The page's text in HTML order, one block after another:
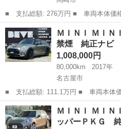
■ 支払総額: 276万円 ■ 車両本体価格： 2,580,000 円 ■ メーカー
名： ＭＩＮＩ ■ 車種名： ＭＩＮ
Ｄ 認定中古車／５ＤＯＯＲ／エニ
アダプティ...
愛知 岡崎市
ＭＩＮＩ ＭＩ
禁煙 純正ナビ
1,008,000円
80,000km
2017年
名古屋市
■ 支払総額: 111.1万円 ■ 車両本体価格： 1,008,000 円 ■ メーカ
ー名： ＭＩＮＩ ■ 車種名： ＭＩ
ーＳ クラブマン 禁煙 純正ナビ ミ
ー Ｂｌ...
愛知 名古屋市 ミニ
ＭＩＮＩ ＭＩ
ッパーＰＫＧ